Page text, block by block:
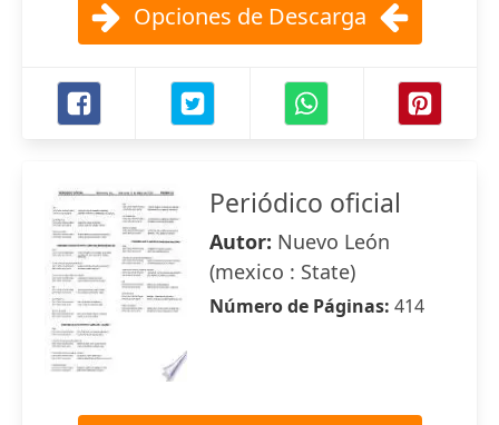
Opciones de Descarga
Periódico oficial
Autor: Nuevo León
(mexico : State)
Número de Páginas: 414